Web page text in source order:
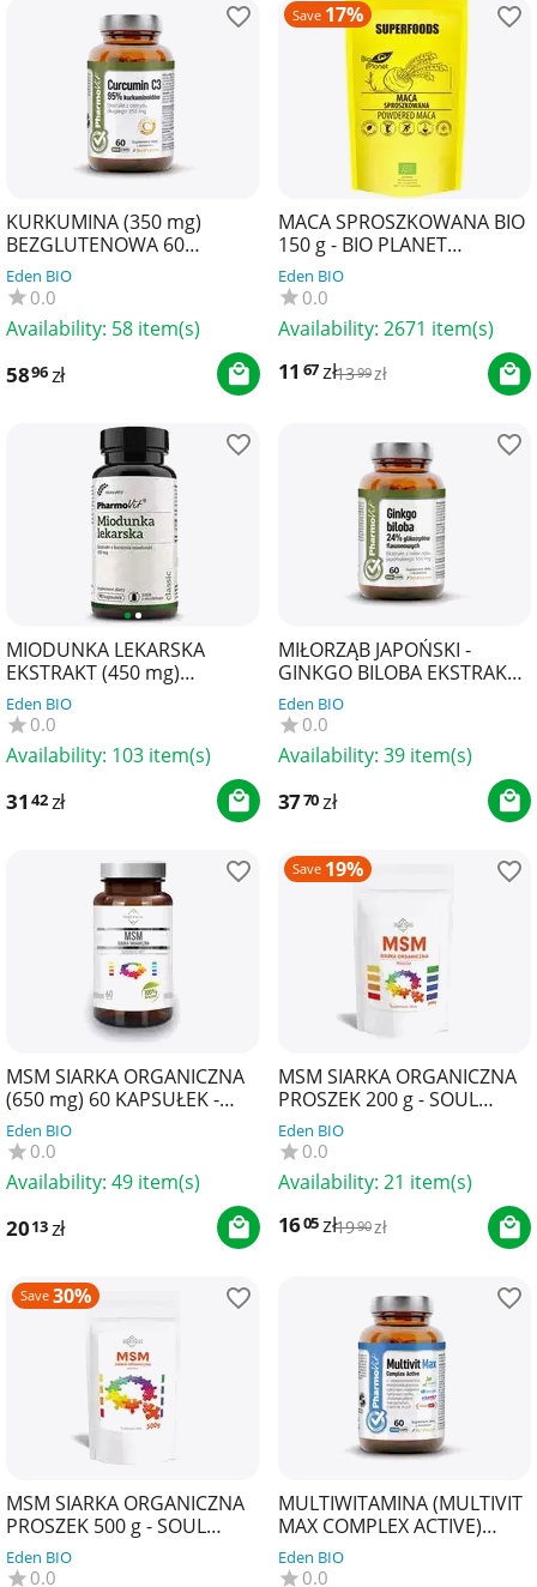
KURKUMINA (350 mg)
BEZGLUTENOWA 60
KAPSUŁEK - PHARMOVIT
(CLEAN LABEL)
Eden BIO
0.0
Availability: 58 item(s)
5896 zł
Save 17%
MACA SPROSZKOWANA BIO
150 g - BIO PLANET
SUPERFOODS
Eden BIO
0.0
Availability: 2671 item(s)
11 67zł1399zł
MIODUNKA LEKARSKA
EKSTRAKT (450 mg)
BEZGLUTENOWY 90
KAPSUŁEK - PHARMOVIT
(CLASSIC)
Eden BIO
0.0
Availability: 103 item(s)
31 42zł
MIŁORZĄB JAPOŃSKI -
GINKGO BILOBA EKSTRAKT
(100 mg) BEZGLUTENOWY
60 KAPSUŁEK - PHARMOVI...
Eden BIO
0.0
Availability: 39 item(s)
3770zł
MSM SIARKA ORGANICZNA
(650 mg) 60 KAPSUŁEK -
SOUL FARM
Eden BIO
0.0
Availability: 49 item(s)
2013zł
Save 19%
MSM SIARKA ORGANICZNA
PROSZEK 200 g - SOUL
FARM
Eden BIO
0.0
Availability: 21 item(s)
1605zł1990zł
Save 30%
MSM SIARKA ORGANICZNA
PROSZEK 500 g - SOUL
FARM
Eden BIO
0.0
MULTIWITAMINA (MULTIVIT
MAX COMPLEX ACTIVE)
BEZGLUTENOWE 60
KAPSUŁEK - PHARMOVIT
Eden BIO
0.0